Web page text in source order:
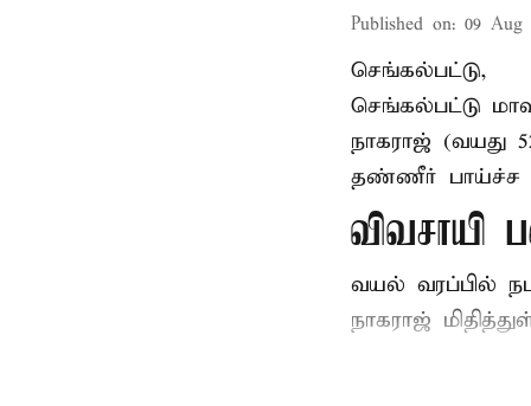
Published on: 09 Aug
செங்கல்பட்டு,
செங்கல்பட்டு
நாகராஜ் (வயது
தண்ணீர் பாய்ச்ச
விவசாயி
வயல் வரப்பில்
நாகராஜ்